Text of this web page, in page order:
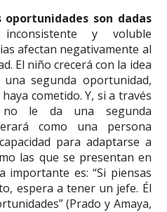
oportunidades son dadas
y voluble
afectan negativamente al
El niño crecerá con la idea
segunda oportunidad,
cometido. Y, si a través
le da una segunda
como una persona
para adaptarse a
las que se presentan en
importante es: “Si piensas
espera a tener un jefe. Él
(Prado y Amaya,